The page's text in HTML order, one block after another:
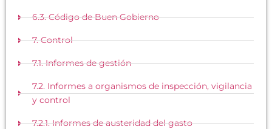
6.3. Código de Buen Gobierno
7. Control
7.1. Informes de gestión
7.2. Informes a organismos de inspección, vigilancia
y control
7.2.1. Informes de austeridad del gasto